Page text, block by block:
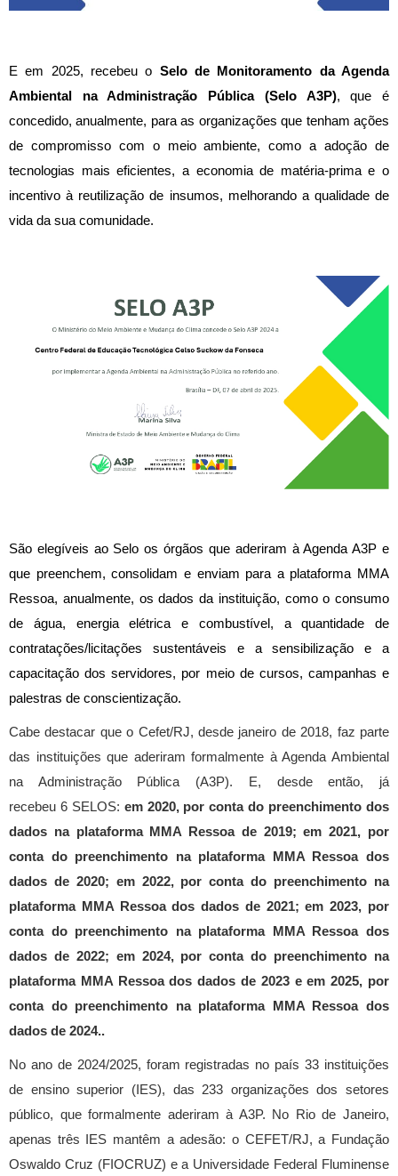
E em 2025, recebeu o Selo de Monitoramento da Agenda
Ambiental na Administração Pública (Selo A3P), que é
concedido, anualmente, para as organizações que tenham ações
de compromisso com o meio ambiente, como a adoção de
tecnologias mais eficientes, a economia de matéria-prima e o
incentivo à reutilização de insumos, melhorando a qualidade de
vida da sua comunidade.
São elegíveis ao Selo os órgãos que aderiram à Agenda A3P e
que preenchem, consolidam e enviam para a plataforma MMA
Ressoa, anualmente, os dados da instituição, como o consumo
de água, energia elétrica e combustível, a quantidade de
contratações/licitações sustentáveis e a sensibilização e a
capacitação dos servidores, por meio de cursos, campanhas e
palestras de conscientização.
Cabe destacar que o Cefet/RJ, desde janeiro de 2018, faz parte
das instituições que aderiram formalmente à Agenda Ambiental
na Administração Pública (A3P). E, desde então, já
recebeu 6 SELOS: em 2020, por conta do preenchimento dos
dados na plataforma MMA Ressoa de 2019; em 2021, por
conta do preenchimento na plataforma MMA Ressoa dos
dados de 2020; em 2022, por conta do preenchimento na
plataforma MMA Ressoa dos dados de 2021; em 2023, por
conta do preenchimento na plataforma MMA Ressoa dos
dados de 2022; em 2024, por conta do preenchimento na
plataforma MMA Ressoa dos dados de 2023 e em 2025, por
conta do preenchimento na plataforma MMA Ressoa dos
dados de 2024..
No ano de 2024/2025, foram registradas no país 33 instituições
de ensino superior (IES), das 233 organizações dos setores
público, que formalmente aderiram à A3P. No Rio de Janeiro,
apenas três IES mantêm a adesão: o CEFET/RJ, a Fundação
Oswaldo Cruz (FIOCRUZ) e a Universidade Federal Fluminense